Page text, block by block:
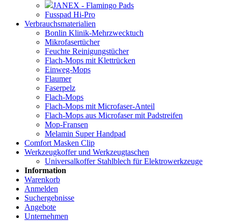
JANEX - Flamingo Pads
Fusspad Hi-Pro
Verbrauchsmaterialien
Bonlin Klinik-Mehrzwecktuch
Mikrofasertücher
Feuchte Reinigungstücher
Flach-Mops mit Klettrücken
Einweg-Mops
Flaumer
Faserpelz
Flach-Mops
Flach-Mops mit Microfaser-Anteil
Flach-Mops aus Microfaser mit Padstreifen
Mop-Fransen
Melamin Super Handpad
Comfort Masken Clip
Werkzeugkoffer und Werkzeugtaschen
Universalkoffer Stahlblech für Elektrowerkzeuge
Information
Warenkorb
Anmelden
Suchergebnisse
Angebote
Unternehmen